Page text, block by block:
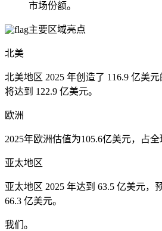
市场份额。
主要区域亮点
北美
北美地区 2025 年创造了 116.9 亿美
将达到 122.9 亿美元。
欧洲
2025年欧洲估值为105.6亿美元，占全
亚太地区
亚太地区 2025 年达到 63.5 亿美元，
66.3 亿美元。
我们。